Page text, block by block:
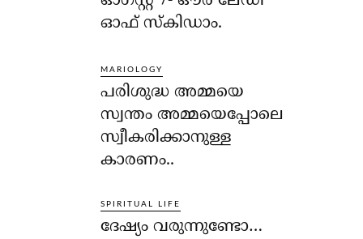
ഓഫ് സ്‌കിഡാം.
MARIOLOGY
പരിശുദ്ധ അമ്മയെ
സ്വന്തം അമ്മയെപ്പോലെ
സ്വീകരിക്കാനുള്ള
കാരണം..
SPIRITUAL LIFE
ദേഷ്യം വരുന്നുണ്ടോ…